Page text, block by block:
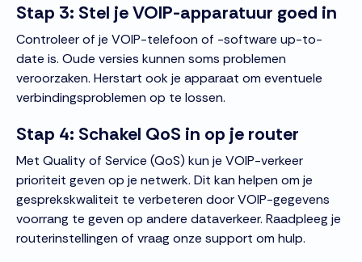
Stap 3: Stel je VOIP-apparatuur goed in
Controleer of je VOIP-telefoon of -software up-to-
date is. Oude versies kunnen soms problemen
veroorzaken. Herstart ook je apparaat om eventuele
verbindingsproblemen op te lossen.
Stap 4: Schakel QoS in op je router
Met Quality of Service (QoS) kun je VOIP-verkeer
prioriteit geven op je netwerk. Dit kan helpen om je
gesprekskwaliteit te verbeteren door VOIP-gegevens
voorrang te geven op andere dataverkeer. Raadpleeg je
routerinstellingen of vraag onze support om hulp.